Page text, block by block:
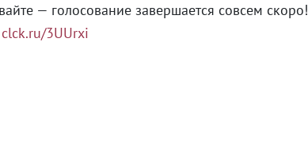
— голосование завершается совсем скоро!
clck.ru/3UUrxi